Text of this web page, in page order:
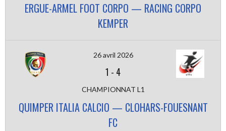
ERGUE-ARMEL FOOT CORPO — RACING CORPO
KEMPER
26 avril 2026
1 - 4
CHAMPIONNAT L1
QUIMPER ITALIA CALCIO — CLOHARS-FOUESNANT
FC